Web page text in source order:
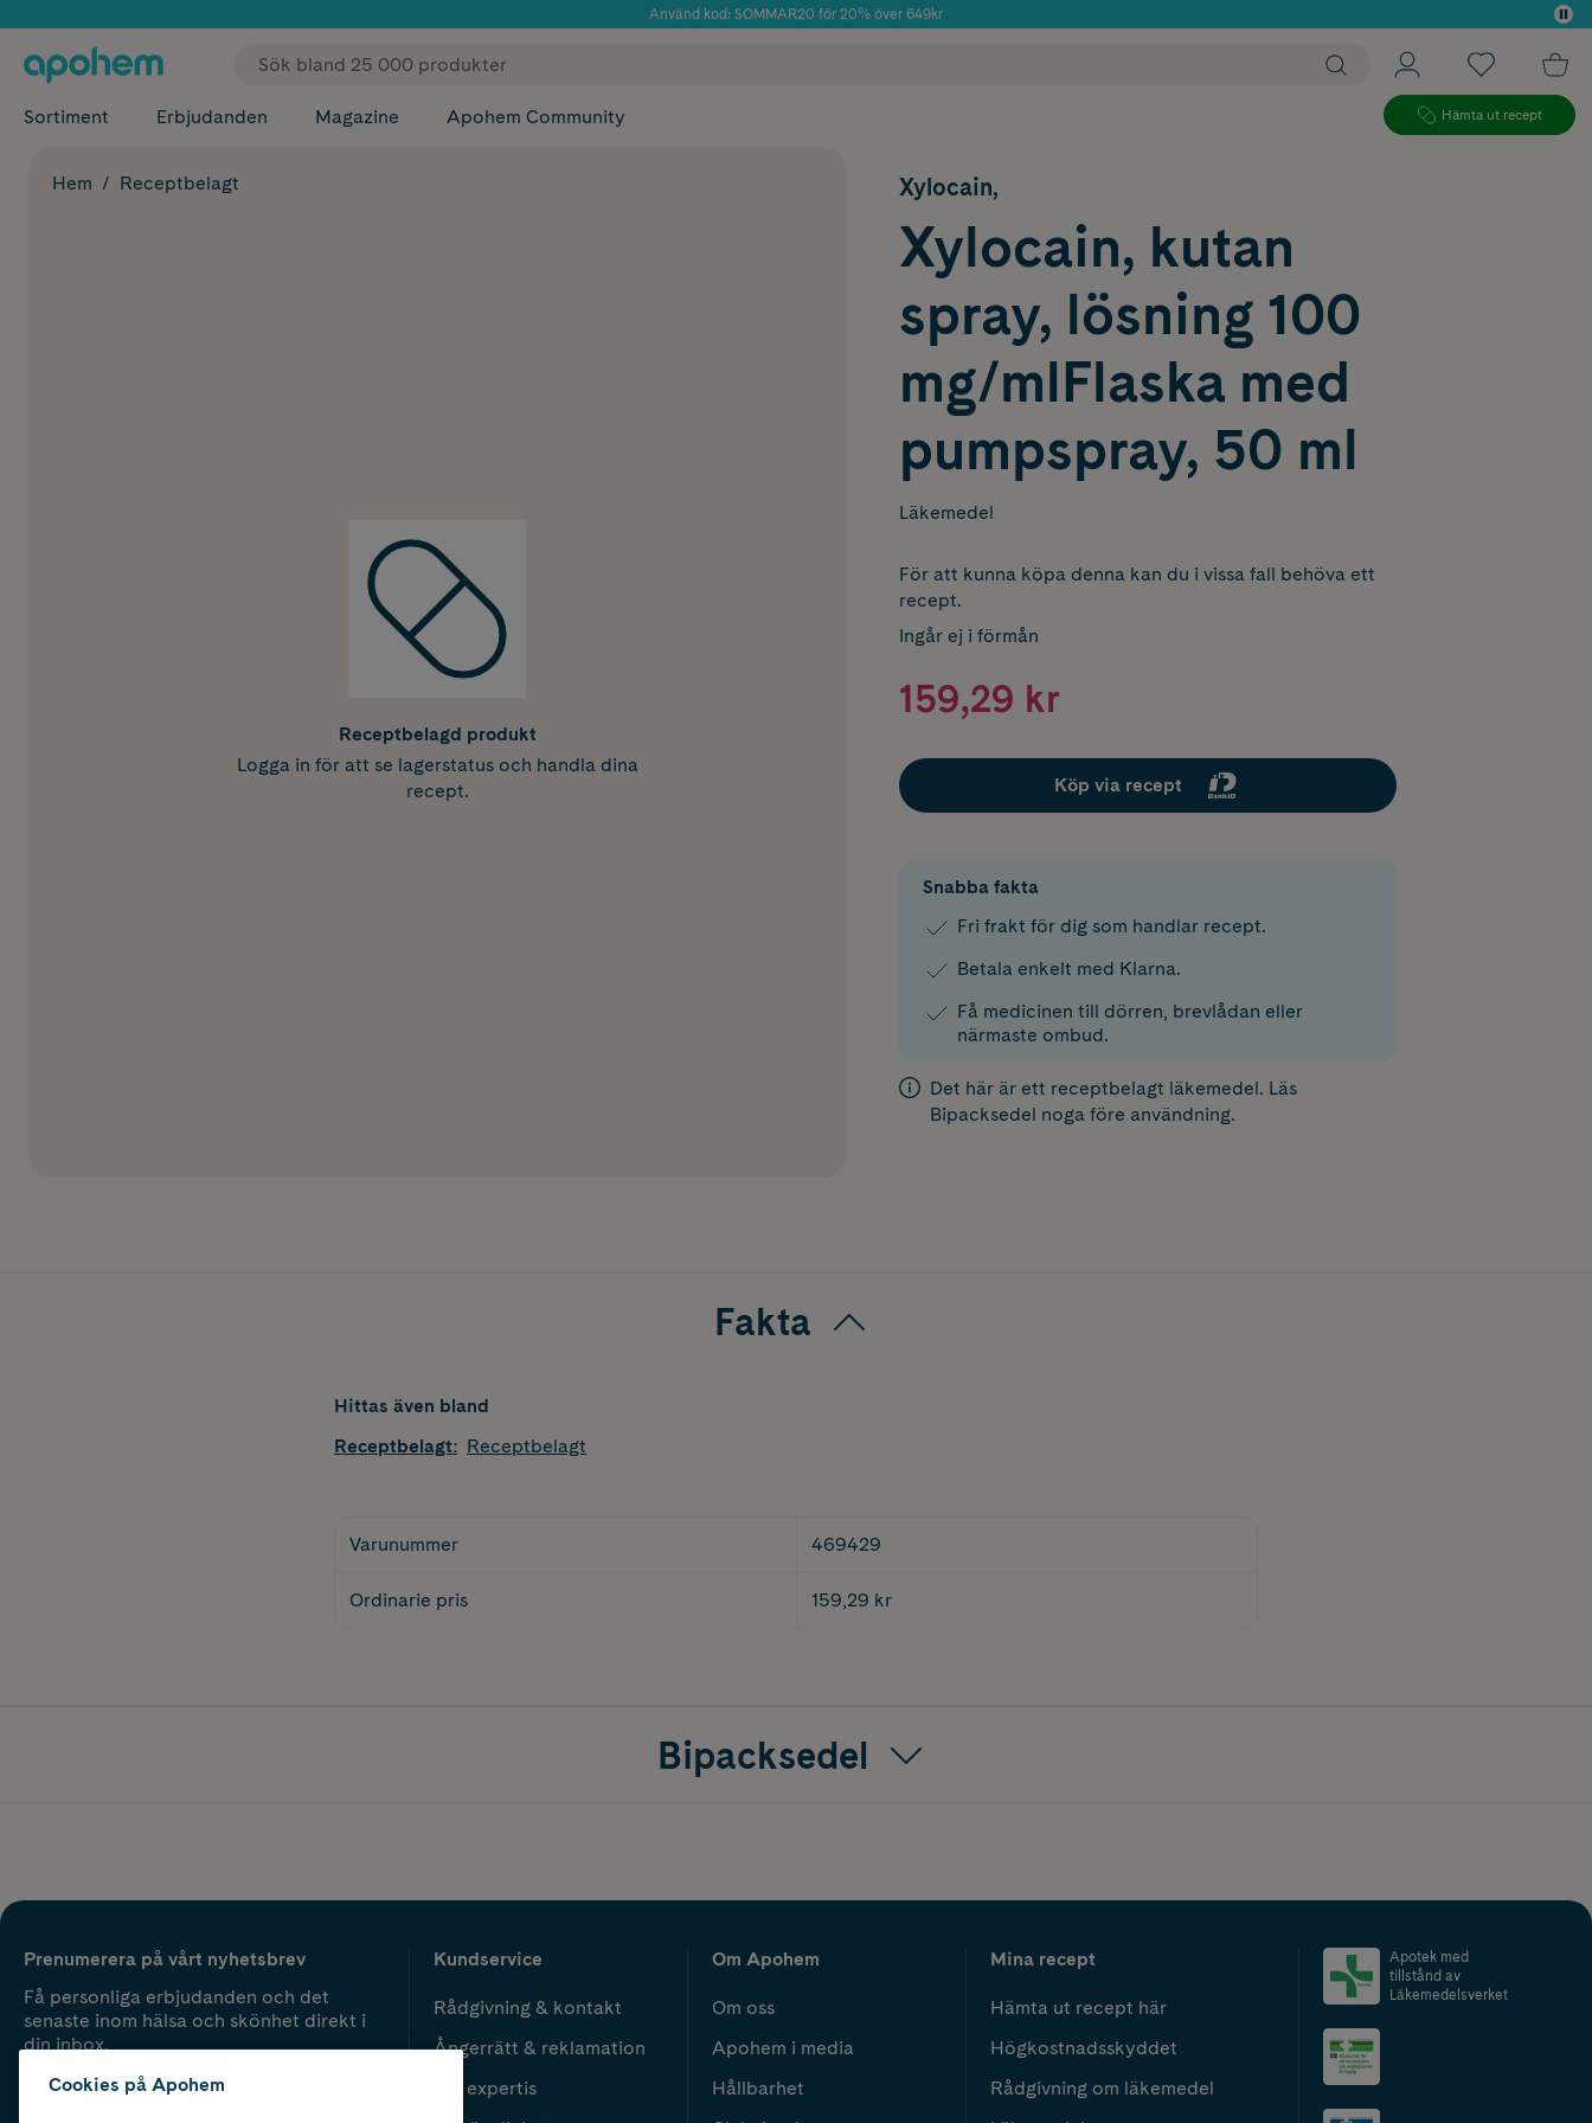
Använd kod: SOMMAR20 för 20% över 649kr
✓ Fri frakt
Sortiment Erbjudanden Magazine Apohem Community Hämta ut recept
Hem Receptbelagt
Receptbelagd produkt
Logga in för att se lagerstatus och handla dina
recept.
Xylocain,
Xylocain, kutan
spray, lösning 100
mg/mlFlaska med
pumpspray, 50 ml
Läkemedel
För att kunna köpa denna kan du i vissa fall behöva ett
recept.
Ingår ej i förmån
159,29 kr
Köp via recept
Snabba fakta
Fri frakt för dig som handlar recept.
Betala enkelt med Klarna.
Få medicinen till dörren, brevlådan eller
närmaste ombud.
Det här är ett receptbelagt läkemedel. Läs
Bipacksedel noga före användning.
Fakta
Hittas även bland
Receptbelagt: Receptbelagt
Varunummer 469429
Ordinarie pris 159,29 kr
Bipacksedel
Prenumerera på vårt nyhetsbrev
Få personliga erbjudanden och det
senaste inom hälsa och skönhet direkt i
din inbox.
Kundservice
Rådgivning & kontakt
Ångerrätt & reklamation
Vår expertis
Om Apohem
Om oss
Apohem i media
Hållbarhet
Mina recept
Hämta ut recept här
Högkostnadsskyddet
Rådgivning om läkemedel
Apotek med
tillstånd av
Läkemedelsverket
Cookies på Apohem